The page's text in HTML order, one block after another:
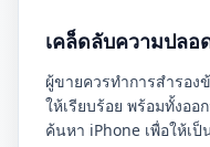
เคล็ดลับความปล
ผู้ขายควรทำการสำรอ
ให้เรียบร้อย พร้อมทั้งอ
ค้นหา iPhone เพื่อให้เ